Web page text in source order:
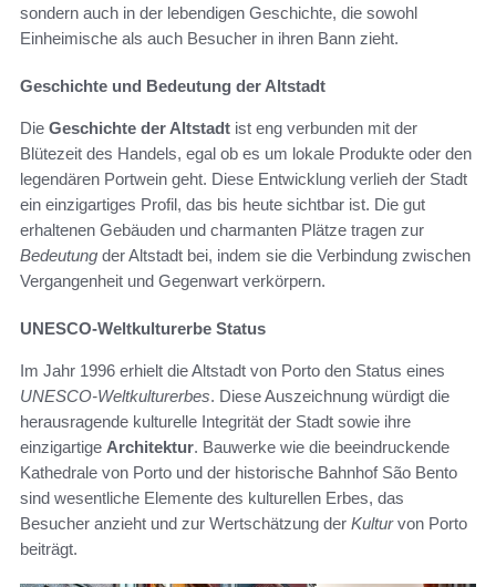
sondern auch in der lebendigen Geschichte, die sowohl
Einheimische als auch Besucher in ihren Bann zieht.
Geschichte und Bedeutung der Altstadt
Die Geschichte der Altstadt ist eng verbunden mit der
Blütezeit des Handels, egal ob es um lokale Produkte oder den
legendären Portwein geht. Diese Entwicklung verlieh der Stadt
ein einzigartiges Profil, das bis heute sichtbar ist. Die gut
erhaltenen Gebäuden und charmanten Plätze tragen zur
Bedeutung der Altstadt bei, indem sie die Verbindung zwischen
Vergangenheit und Gegenwart verkörpern.
UNESCO-Weltkulturerbe Status
Im Jahr 1996 erhielt die Altstadt von Porto den Status eines
UNESCO-Weltkulturerbes. Diese Auszeichnung würdigt die
herausragende kulturelle Integrität der Stadt sowie ihre
einzigartige Architektur. Bauwerke wie die beeindruckende
Kathedrale von Porto und der historische Bahnhof São Bento
sind wesentliche Elemente des kulturellen Erbes, das
Besucher anzieht und zur Wertschätzung der Kulturvon Porto
beiträgt.